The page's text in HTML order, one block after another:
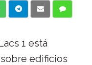
1 está
edificios